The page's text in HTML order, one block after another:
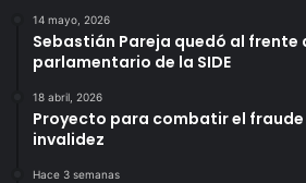
14 mayo, 2026
Sebastián Pareja quedó al frente
parlamentario de la SIDE
18 abril, 2026
Proyecto para combatir el fraude
invalidez
Hace 3 semanas